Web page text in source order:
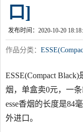
口]
发布时间：2020-10-20
作品分类：
ESSE(Compact
烟，单盒卖0元，一条
esse香烟的长度是84
外进口。